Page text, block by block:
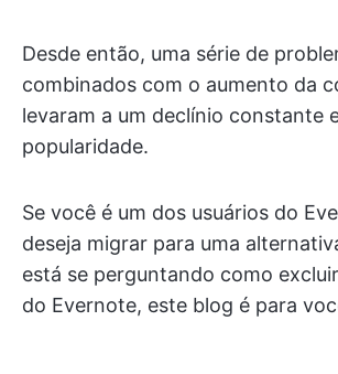
Desde então, uma série de
combinados com o aumento da
levaram a um declínio constante
popularidade.
Se você é um dos usuários do
deseja migrar para uma
está se perguntando como
do Evernote, este blog é para